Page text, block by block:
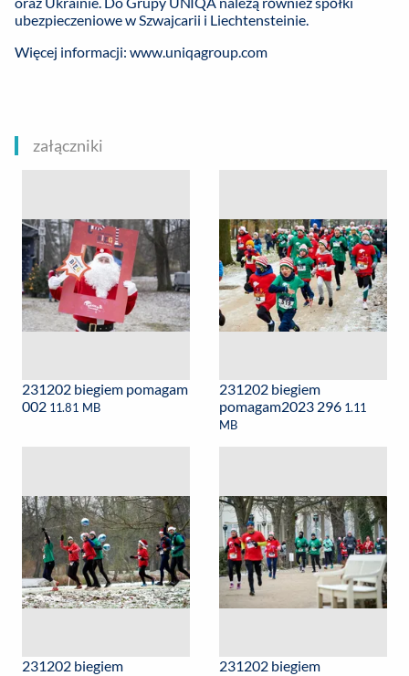
ubezpieczeniowe w Szwajcarii i Liechtensteinie.
Więcej informacji: www.uniqagroup.com
załączniki
231202 biegiem pomagam
002 11.81 MB
231202 biegiem
pomagam2023 296 1.11
MB
231202 biegiem
231202 biegiem